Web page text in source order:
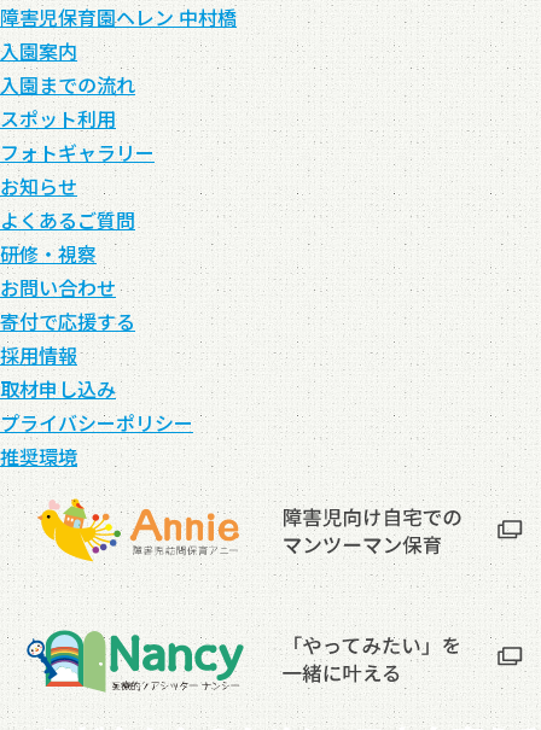
障害児保育園ヘレン 中村橋
入園案内
入園までの流れ
スポット利用
フォトギャラリー
お知らせ
よくあるご質問
研修・視察
お問い合わせ
寄付で応援する
採用情報
取材申し込み
プライバシーポリシー
推奨環境